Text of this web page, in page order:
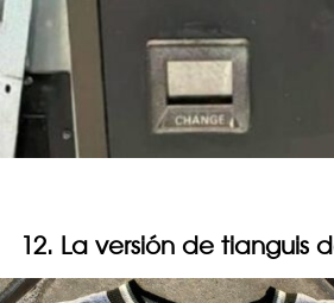
12. La versión de tianguis